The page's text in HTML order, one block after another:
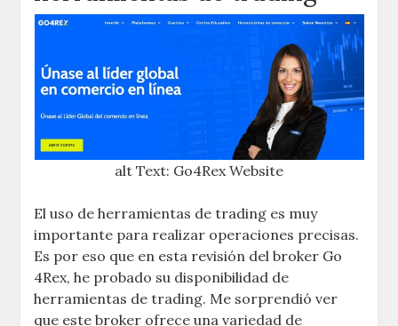
alt Text: Go4Rex Website
El uso de herramientas de trading es muy
importante para realizar operaciones precisas.
Es por eso que en esta revisión del broker Go
4Rex, he probado su disponibilidad de
herramientas de trading. Me sorprendió ver
que este broker ofrece una variedad de